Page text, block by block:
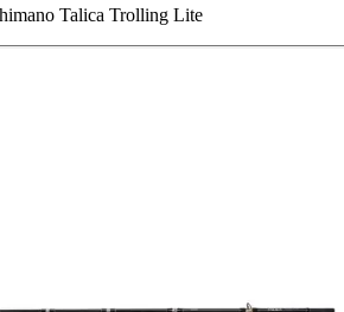
Talica Trolling Lite